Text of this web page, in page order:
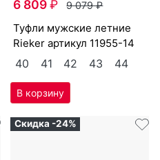
6 809₽ 9 079₽
туф­ли мужс­кие лет­ние
Ri­eker артикул 11955-14
40 41 42 43 44
Скидка -24%